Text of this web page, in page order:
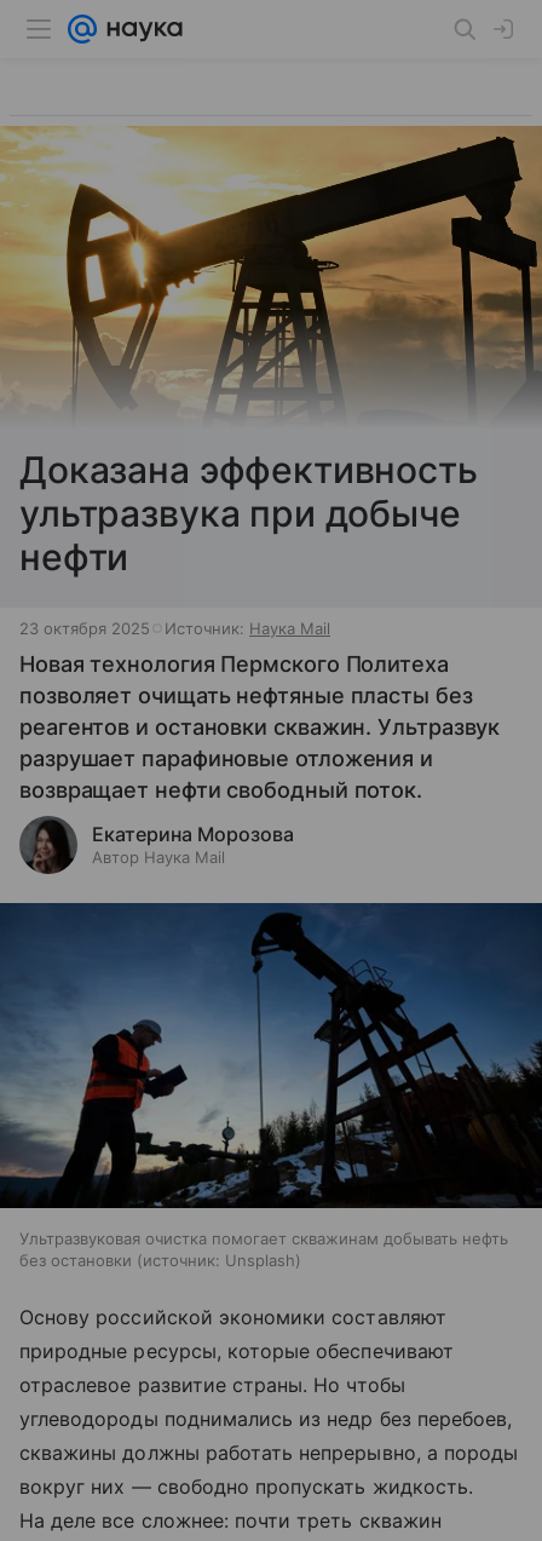
Доказана эффективность
ультразвука при добыче
нефти
23 октября 2025 Источник: Наука Mail
Новая технология Пермского Политеха
позволяет очищать нефтяные пласты без
реагентов и остановки скважин. Ультразвук
разрушает парафиновые отложения и
возвращает нефти свободный поток.
Екатерина Морозова
Автор Наука Mail
Ультразвуковая очистка помогает скважинам добывать нефть
без остановки
источник: Unsplash
Основу российской экономики составляют
природные ресурсы, которые обеспечивают
отраслевое развитие страны. Но чтобы
углеводороды поднимались из недр без перебоев,
скважины должны работать непрерывно, а породы
вокруг них — свободно пропускать жидкость.
На деле все сложнее: почти треть скважин